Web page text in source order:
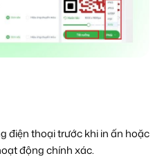
điện thoại trước khi in ấn hoặc
động chính xác.